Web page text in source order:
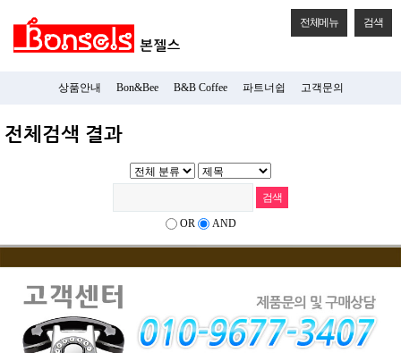
전체메뉴 검색
상품안내 Bon&Bee B&B Coffee 파트너쉽 고객문의
전체검색 결과
OR AND